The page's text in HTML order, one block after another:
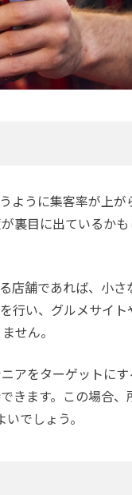
ように集客率が上
裏目に出ているか
店舗であれば、小
行い、グルメサイ
せん。
アをターゲットに
きます。この場合
でしょう。